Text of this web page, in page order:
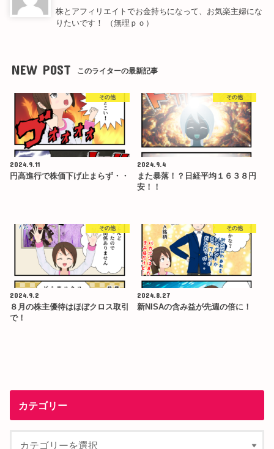
株とアフィリエイトでお金持ちになって、お気楽主婦にな
りたいです！ （無理ｐｏ）
NEW POST このライターの最新記事
その他
2024.9.11
円高進行で株価下げ止まらず・・
その他
2024.9.4
また暴落！？日経平均１６３８円
安！！
その他
2024.9.2
８月の株主優待はほぼクロス取引
で！
その他
2024.8.27
新NISAの含み益が先週の倍に！
カテゴリー